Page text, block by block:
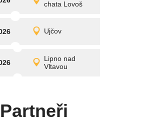
chata Lovoš
Detail
Ujčov
Detail
promítání
Lipno nad
Vltavou
Detail
promítání
Partneři